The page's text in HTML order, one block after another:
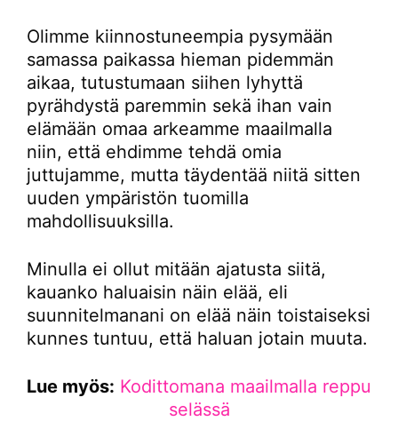
Olimme kiinnostuneempia pysymään
samassa paikassa hieman pidemmän
aikaa, tutustumaan siihen lyhyttä
pyrähdystä paremmin sekä ihan vain
elämään omaa arkeamme maailmalla
niin, että ehdimme tehdä omia
juttujamme, mutta täydentää niitä sitten
uuden ympäristön tuomilla
mahdollisuuksilla.
Minulla ei ollut mitään ajatusta siitä,
kauanko haluaisin näin elää, eli
suunnitelmanani on elää näin toistaiseksi
kunnes tuntuu, että haluan jotain muuta.
Lue myös: Kodittomana maailmalla reppu
selässä